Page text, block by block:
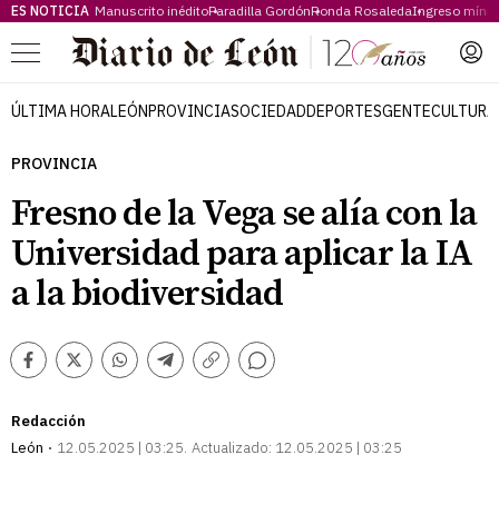
ES NOTICIA Manuscrito inéditoParadilla GordónRonda RosaledaIngreso
Menú
ÚLTIMA HORALEÓNPROVINCIASOCIEDADDEPORTESGENTECULTURA
PROVINCIA
Fresno de la Vega se alía con la
Universidad para aplicar la IA
a la biodiversidad
Facebook
TwitterWhatsappTelegram
Copiar
Comentarios
Redacción
León
12.05.2025 | 03:25 Actualizado: 12.05.2025 | 03:25